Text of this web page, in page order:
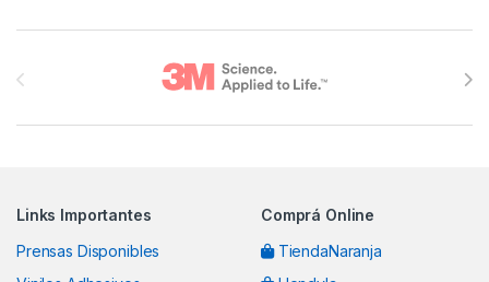
Links Importantes
Prensas Disponibles
Comprá Online
TiendaNaranja